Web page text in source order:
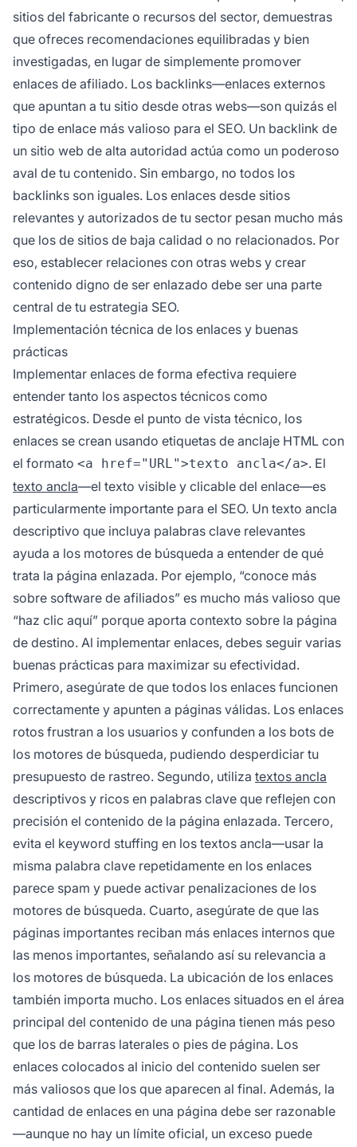
sitios del fabricante o recursos del sector, demuestras
que ofreces recomendaciones equilibradas y bien
investigadas, en lugar de simplemente promover
enlaces de afiliado. Los backlinks—enlaces externos
que apuntan a tu sitio desde otras webs—son quizás el
tipo de enlace más valioso para el SEO. Un backlink de
un sitio web de alta autoridad actúa como un poderoso
aval de tu contenido. Sin embargo, no todos los
backlinks son iguales. Los enlaces desde sitios
relevantes y autorizados de tu sector pesan mucho más
que los de sitios de baja calidad o no relacionados. Por
eso, establecer relaciones con otras webs y crear
contenido digno de ser enlazado debe ser una parte
central de tu estrategia SEO.
Implementación técnica de los enlaces y buenas
prácticas
Implementar enlaces de forma efectiva requiere
entender tanto los aspectos técnicos como
estratégicos. Desde el punto de vista técnico, los
enlaces se crean usando etiquetas de anclaje HTML con
el formato <a href="URL">texto ancla</a>. El
texto ancla—el texto visible y clicable del enlace—es
particularmente importante para el SEO. Un texto ancla
descriptivo que incluya palabras clave relevantes
ayuda a los motores de búsqueda a entender de qué
trata la página enlazada. Por ejemplo, “conoce más
sobre software de afiliados” es mucho más valioso que
“haz clic aquí” porque aporta contexto sobre la página
de destino. Al implementar enlaces, debes seguir varias
buenas prácticas para maximizar su efectividad.
Primero, asegúrate de que todos los enlaces funcionen
correctamente y apunten a páginas válidas. Los enlaces
rotos frustran a los usuarios y confunden a los bots de
los motores de búsqueda, pudiendo desperdiciar tu
presupuesto de rastreo. Segundo, utiliza textos ancla
descriptivos y ricos en palabras clave que reflejen con
precisión el contenido de la página enlazada. Tercero,
evita el keyword stuffing en los textos ancla—usar la
misma palabra clave repetidamente en los enlaces
parece spam y puede activar penalizaciones de los
motores de búsqueda. Cuarto, asegúrate de que las
páginas importantes reciban más enlaces internos que
las menos importantes, señalando así su relevancia a
los motores de búsqueda. La ubicación de los enlaces
también importa mucho. Los enlaces situados en el área
principal del contenido de una página tienen más peso
que los de barras laterales o pies de página. Los
enlaces colocados al inicio del contenido suelen ser
más valiosos que los que aparecen al final. Además, la
cantidad de enlaces en una página debe ser razonable
—aunque no hay un límite oficial, un exceso puede